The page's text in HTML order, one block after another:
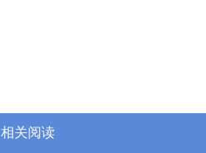
相关阅读